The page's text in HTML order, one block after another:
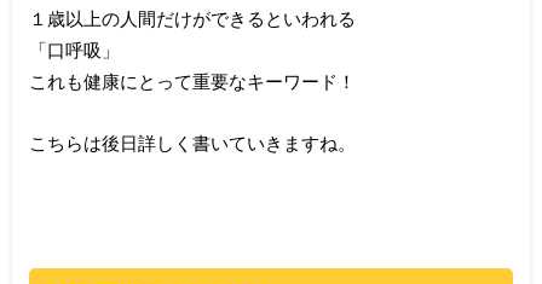
１歳以上の人間だけができるといわれる
「口呼吸」
これも健康にとって重要なキーワード！
こちらは後日詳しく書いていきますね。